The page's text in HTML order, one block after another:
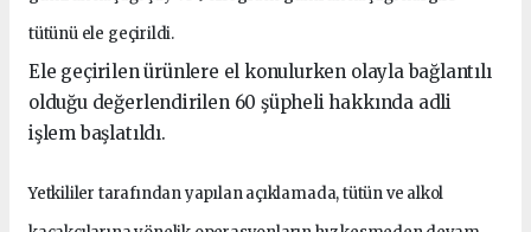
tütünü ele geçirildi.
Ele geçirilen ürünlere el konulurken olayla bağlantılı
olduğu değerlendirilen 60 şüpheli hakkında adli
işlem başlatıldı.
Yetkililer tarafından yapılan açıklamada, tütün ve alkol